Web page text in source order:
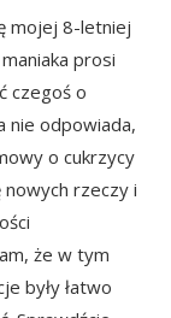
mojej 8-letniej
prosi
czegoś o
nie odpowiada,
o cukrzycy
nowych rzeczy i
że w tym
były łatwo